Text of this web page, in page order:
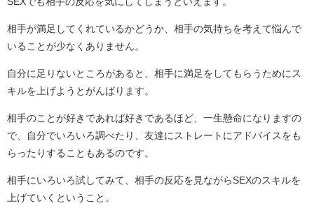
相手が満足してくれているかどうか、相手の気持ちを考えて悩んで
いることが少なくありません。
自分に足りないところがあると、相手に満足をしてもらうためにス
キルを上げようとがんばります。
相手のことが好きであれば好きであるほど、一生懸命になりますの
で、自分でいろいろ調べたり、友達にストレートにアドバイスをも
らったりすることもあるのです。
相手にいろいろ試してみて、相手の反応を見ながらSEXのスキルを
上げていくということ。